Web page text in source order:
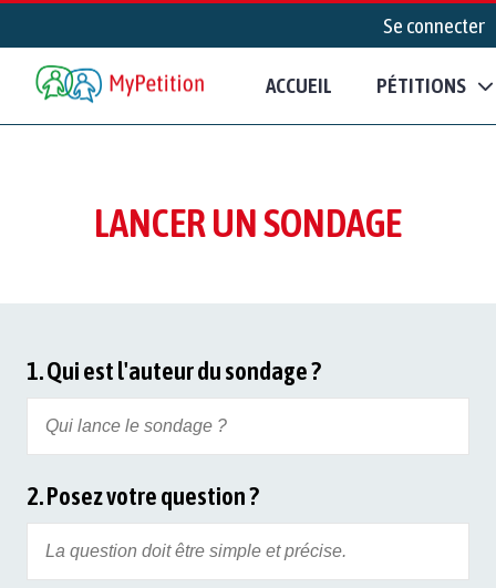
Se connecter
ACCUEIL PÉTITIONS
LANCER UN SONDAGE
1. Qui est l'auteur du sondage ?
2. Posez votre question ?